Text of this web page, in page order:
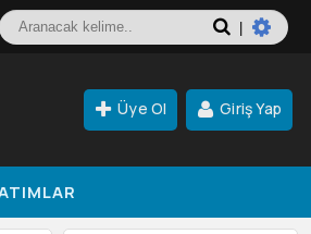
Üye Ol Giriş Yap